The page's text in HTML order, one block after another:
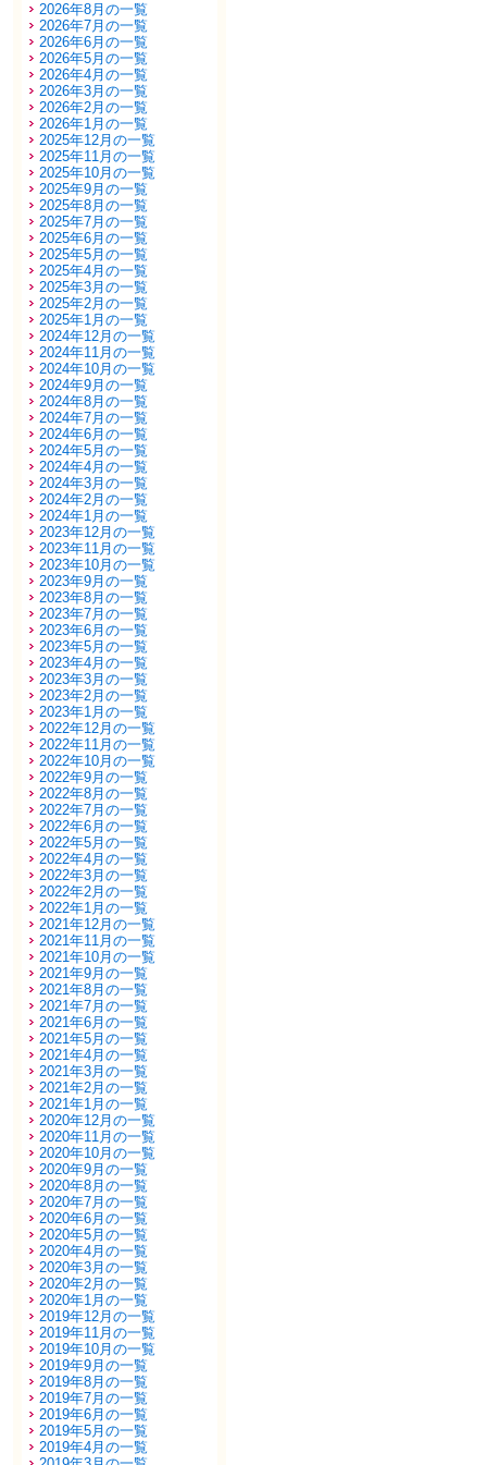
2026年8月の一覧
2026年7月の一覧
2026年6月の一覧
2026年5月の一覧
2026年4月の一覧
2026年3月の一覧
2026年2月の一覧
2026年1月の一覧
2025年12月の一覧
2025年11月の一覧
2025年10月の一覧
2025年9月の一覧
2025年8月の一覧
2025年7月の一覧
2025年6月の一覧
2025年5月の一覧
2025年4月の一覧
2025年3月の一覧
2025年2月の一覧
2025年1月の一覧
2024年12月の一覧
2024年11月の一覧
2024年10月の一覧
2024年9月の一覧
2024年8月の一覧
2024年7月の一覧
2024年6月の一覧
2024年5月の一覧
2024年4月の一覧
2024年3月の一覧
2024年2月の一覧
2024年1月の一覧
2023年12月の一覧
2023年11月の一覧
2023年10月の一覧
2023年9月の一覧
2023年8月の一覧
2023年7月の一覧
2023年6月の一覧
2023年5月の一覧
2023年4月の一覧
2023年3月の一覧
2023年2月の一覧
2023年1月の一覧
2022年12月の一覧
2022年11月の一覧
2022年10月の一覧
2022年9月の一覧
2022年8月の一覧
2022年7月の一覧
2022年6月の一覧
2022年5月の一覧
2022年4月の一覧
2022年3月の一覧
2022年2月の一覧
2022年1月の一覧
2021年12月の一覧
2021年11月の一覧
2021年10月の一覧
2021年9月の一覧
2021年8月の一覧
2021年7月の一覧
2021年6月の一覧
2021年5月の一覧
2021年4月の一覧
2021年3月の一覧
2021年2月の一覧
2021年1月の一覧
2020年12月の一覧
2020年11月の一覧
2020年10月の一覧
2020年9月の一覧
2020年8月の一覧
2020年7月の一覧
2020年6月の一覧
2020年5月の一覧
2020年4月の一覧
2020年3月の一覧
2020年2月の一覧
2020年1月の一覧
2019年12月の一覧
2019年11月の一覧
2019年10月の一覧
2019年9月の一覧
2019年8月の一覧
2019年7月の一覧
2019年6月の一覧
2019年5月の一覧
2019年4月の一覧